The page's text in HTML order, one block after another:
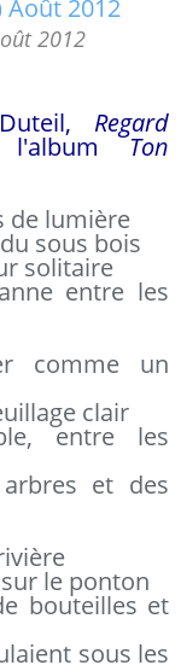
2012
Regard
l'albumTon
de lumière
sous bois
solitaire
entre les
comme un
clair
entre les
et des
le ponton
bouteilles et
sous les